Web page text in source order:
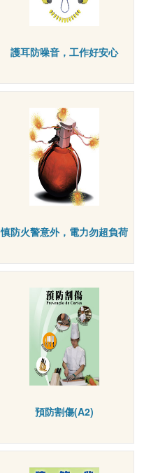
護耳防噪音，工作好安心
慎防火警意外，電力勿超負荷
預防割傷(A2)